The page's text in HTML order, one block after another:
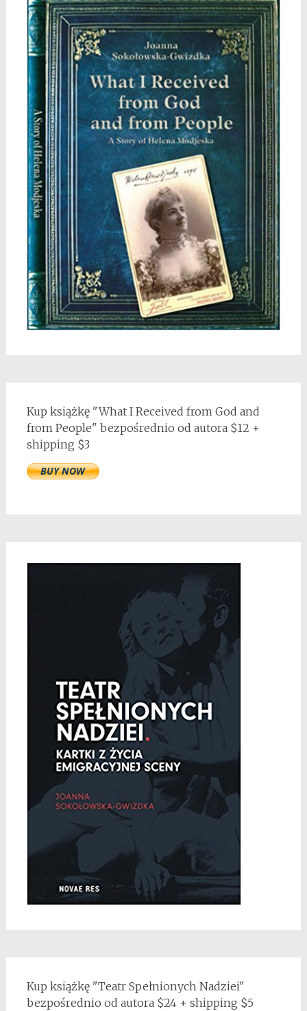
Kup książkę "What I Received from God and
from People" bezpośrednio od autora $12 +
shipping $3
Kup książkę "Teatr Spełnionych Nadziei"
bezpośrednio od autora $24 + shipping $5